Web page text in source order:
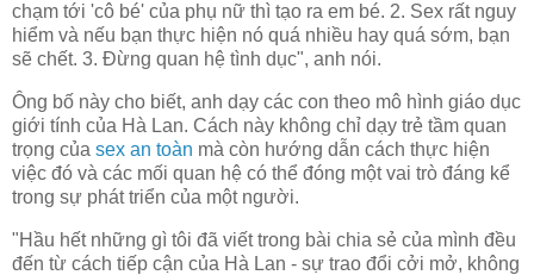
chạm tới 'cô bé' của phụ nữ thì tạo ra em bé. 2. Sex rất nguy
hiểm và nếu bạn thực hiện nó quá nhiều hay quá sớm, bạn
sẽ chết. 3. Đừng quan hệ tình dục", anh nói.
Ông bố này cho biết, anh dạy các con theo mô hình giáo dục
giới tính của Hà Lan. Cách này không chỉ dạy trẻ tầm quan
trọng của sex an toàn mà còn hướng dẫn cách thực hiện
việc đó và các mối quan hệ có thể đóng một vai trò đáng kể
trong sự phát triển của một người.
"Hầu hết những gì tôi đã viết trong bài chia sẻ của mình đều
đến từ cách tiếp cận của Hà Lan - sự trao đổi cởi mở, không